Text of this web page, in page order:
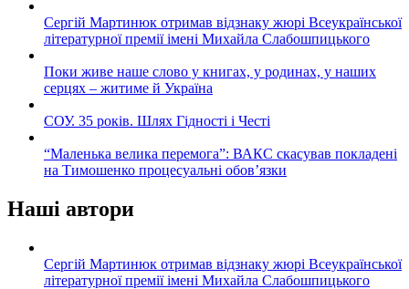
Сергій Мартинюк отримав відзнаку жюрі Всеукраїнської
літературної премії імені Михайла Слабошпицького
Поки живе наше слово у книгах, у родинах, у наших
серцях – житиме й Україна
СОУ. 35 років. Шлях Гідності і Честі
“Маленька велика перемога”: ВАКС скасував покладені
на Тимошенко процесуальні обов’язки
Наші автори
Сергій Мартинюк отримав відзнаку жюрі Всеукраїнської
літературної премії імені Михайла Слабошпицького